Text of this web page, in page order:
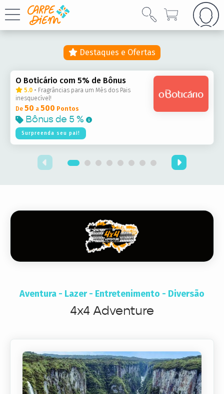
Destaques e Ofertas
O Boticário com 5% de Bônus
5.0• Fragrâncias para um Mês dos Pais
inesquecível!
De 50 a 500 Pontos
Bônus de 5 %
Surpreenda seu pai!
Aventura - Lazer - Entretenimento - Diversão
4x4 Adventure